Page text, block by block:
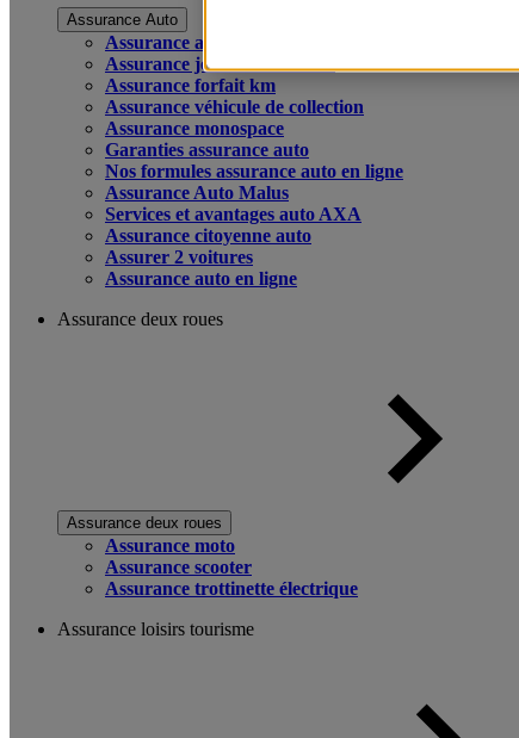
Assurance Auto
Assurance auto
Assurance jeune conducteur
Assurance forfait km
Assurance véhicule de collection
Assurance monospace
Garanties assurance auto
Nos formules assurance auto en ligne
Assurance Auto Malus
Services et avantages auto AXA
Assurance citoyenne auto
Assurer 2 voitures
Assurance auto en ligne
Assurance deux roues
Assurance deux roues
Assurance moto
Assurance scooter
Assurance trottinette électrique
Assurance loisirs tourisme